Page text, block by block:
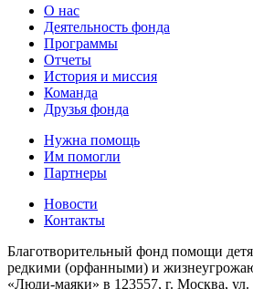
О нас
Деятельность фонда
Программы
Отчеты
История и миссия
Команда
Друзья фонда
Нужна помощь
Им помогли
Партнеры
Новости
Контакты
Благотворительный фонд помощи
редкими (орфанными) и
«Люди-маяки» в 123557, г. Москва, ул.